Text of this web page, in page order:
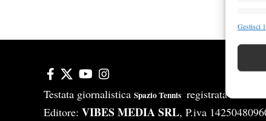
Gestisci
Testata giornalistica Spazio Tennis registrata Aut-
Editore: VIBES MEDIA SRL, P.iva